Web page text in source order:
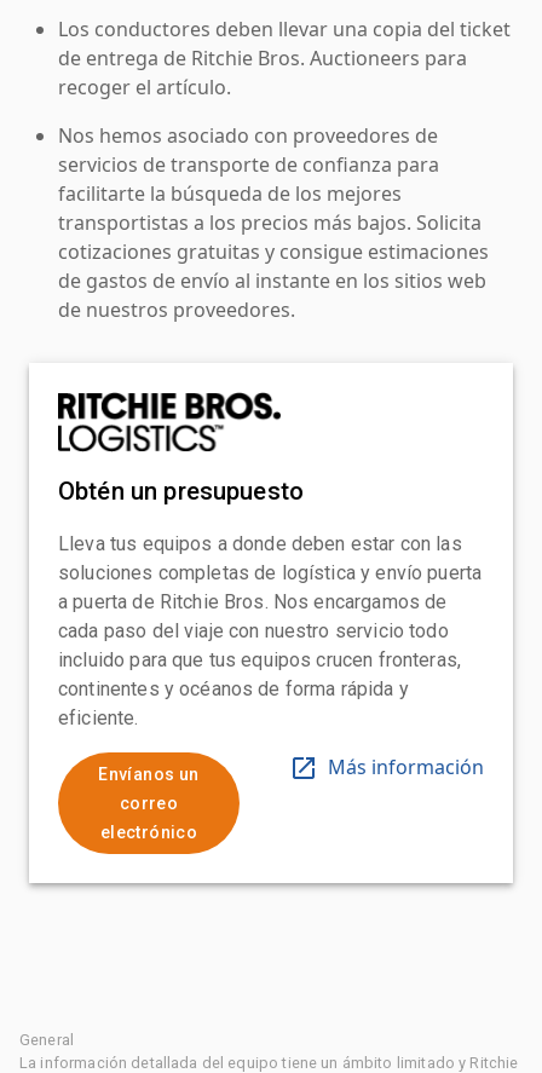
Los conductores deben llevar una copia del ticket
de entrega de Ritchie Bros. Auctioneers para
recoger el artículo.
Nos hemos asociado con proveedores de
servicios de transporte de confianza para
facilitarte la búsqueda de los mejores
transportistas a los precios más bajos. Solicita
cotizaciones gratuitas y consigue estimaciones
de gastos de envío al instante en los sitios web
de nuestros proveedores.
Obtén un presupuesto
Lleva tus equipos a donde deben estar con las
soluciones completas de logística y envío puerta
a puerta de Ritchie Bros. Nos encargamos de
cada paso del viaje con nuestro servicio todo
incluido para que tus equipos crucen fronteras,
continentes y océanos de forma rápida y
eficiente.
Envíanos un
correo
electrónico
Más información
General
La información detallada del equipo tiene un ámbito limitado y Ritchie